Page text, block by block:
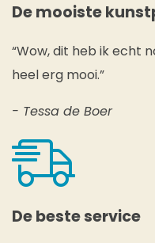
De mooiste
“Wow, dit heb ik echt
heel erg mooi.”
- Tessa de Boer
De beste service